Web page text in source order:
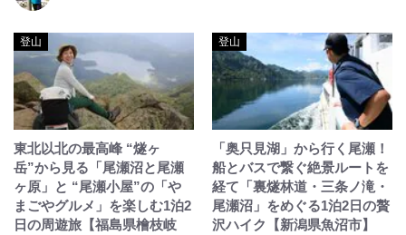
登山
東北以北の最高峰 “燧ヶ
岳”から見る「尾瀬沼と尾瀬
ヶ原」と “尾瀬小屋”の「や
まごやグルメ」を楽しむ1泊2
日の周遊旅【福島県檜枝岐
登山
「奥只見湖」から行く尾瀬！
船とバスで繋ぐ絶景ルートを
経て「裏燧林道・三条ノ滝・
尾瀬沼」をめぐる1泊2日の贅
沢ハイク【新潟県魚沼市】